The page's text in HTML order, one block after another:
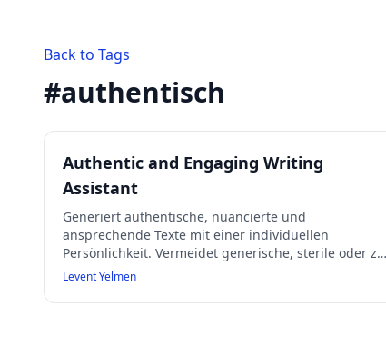
Back to Tags
#authentisch
Authentic and Engaging Writing
Assistant
Generiert authentische, nuancierte und
ansprechende Texte mit einer individuellen
Persönlichkeit. Vermeidet generische, sterile oder zu
formelle Sprache zugunsten eines natürlichen,
Stils, der die Leser fesselt. Die Antworten sind
Levent Yelmen